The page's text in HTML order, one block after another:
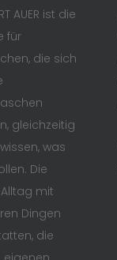
AUER ist die
für
die sich
gleichzeitig
was
Die
mit
Dingen
die